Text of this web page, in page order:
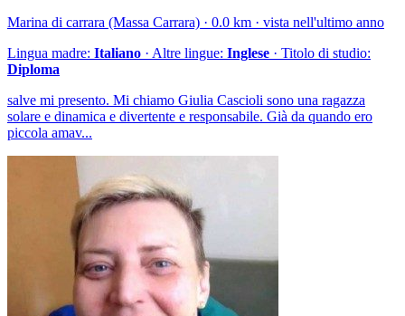
Marina di carrara (Massa Carrara) · 0.0 km · vista nell'ultimo anno
Lingua madre: Italiano · Altre lingue: Inglese · Titolo di studio:
Diploma
salve mi presento. Mi chiamo Giulia Cascioli sono una ragazza
solare e dinamica e divertente e responsabile. Già da quando ero
piccola amav...